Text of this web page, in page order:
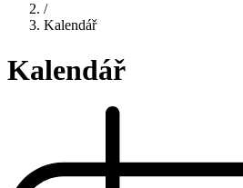
/
Kalendář
Kalendář